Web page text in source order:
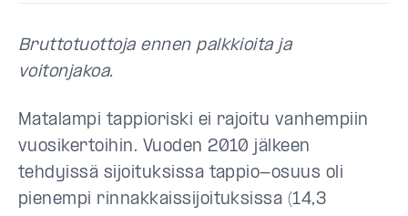
Bruttotuottoja ennen palkkioita ja
voitonjakoa.
Matalampi tappioriski ei rajoitu vanhempiin
vuosikertoihin. Vuoden 2010 jälkeen
tehdyissä sijoituksissa tappio-osuus oli
pienempi rinnakkaissijoituksissa (14,3